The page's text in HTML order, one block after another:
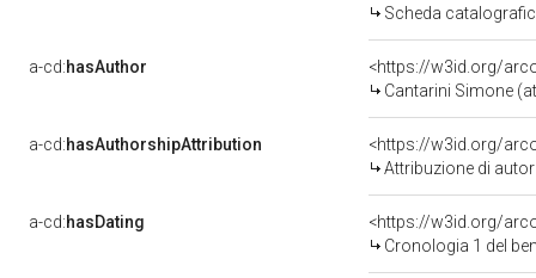
Scheda
a-cd:hasAuthor
<https://w3id.org/
Cantarini Simone
a-cd:hasAuthorshipAttribution
<https://w3id.org/
Attribuzione di
a-cd:hasDating
<https://w3id.org/
Cronologia 1 del